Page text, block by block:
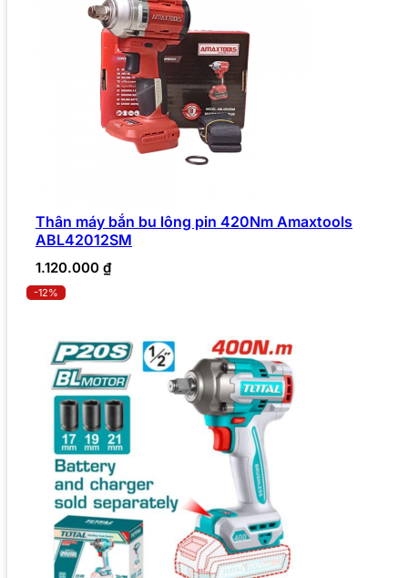
Thân máy bắn bu lông pin 420Nm Amaxtools
ABL42012SM
1.120.000 ₫
-12%